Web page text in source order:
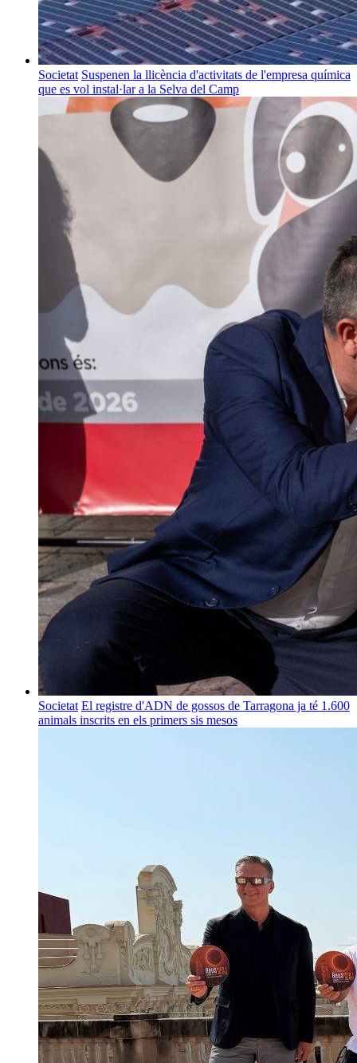
Societat Suspenen la llicència d'activitats de l'empresa química
que es vol instal·lar a la Selva del Camp
Societat El registre d'ADN de gossos de Tarragona ja té 1.600
animals inscrits en els primers sis mesos